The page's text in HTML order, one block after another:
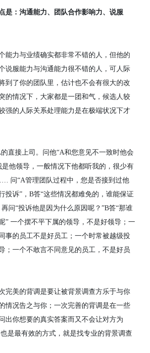
是：沟通能力、团队合作影响力、说服
能力与业绩确实都非常不错的人，但他的
说服能力与沟通能力很不错的人，可人际
到了你的团队里，估计也不会有很大的改
的情况下，大家都是一团和气，候选人较
强的人际关系处理能力是在极端状况下才
的直接上司。问他“A和您意见不一致时他会
是他领导，一般情况下他都听我的，很少有
问“A管理团队过程中，您是否接到过他
投诉” ， B答“这些情况都难免的，谁能保证
再问“投诉他是因为什么原因呢？ ”B答“那谁
” 一个摆不平下属的领导，不是好领导；一
事的员工不是好员工；一个时常被越级投
；一个不敢言不同意见的员工，不是好员
完美的背调是要让被背景调查方乐于与你
情况告之与你；一次完善的背调是在一些
出你想要的真实答案而又不会让对方为
是最有效的方式，就是找专业的背景调查